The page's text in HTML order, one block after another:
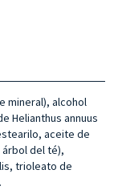
mineral), alcohol
Helianthus annuus
aceite de
del té),
trioleato de